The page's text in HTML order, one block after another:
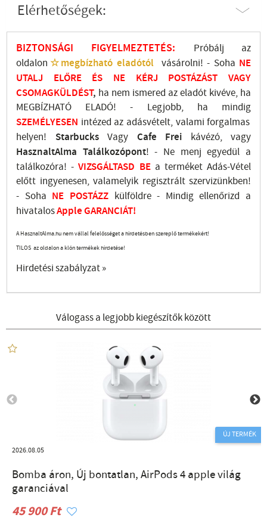
Elérhetőségek:
BIZTONSÁGI FIGYELMEZTETÉS:
Próbálj az
oldalon ☆megbízható eladótól vásárolni! - Soha NE
UTALJ ELŐRE ÉS NE KÉRJ POSTÁZÁST VAGY
CSOMAGKÜLDÉST, ha nem ismered az eladót kivéve, ha
MEGBÍZHATÓ ELADÓ! - Legjobb, ha mindig
SZEMÉLYESEN intézed az adásvételt, valami forgalmas
helyen! StarbucksVagy Cafe Frei kávézó, vagy
HasznaltAlma Találkozópont! - Ne menj egyedül a
találkozóra! - VIZSGÁLTASD BEa terméket Adás-Vétel
előtt ingyenesen, valamelyik regisztrált szervizünkben!
- Soha NE POSTÁZZ külföldre- Mindig ellenőrizd a
hivatalosApple GARANCIÁT!
A HasznaltAlma.hu nem vállal felelősséget a hirdetésben szereplő termékekért!
TILOS az oldalon a klón termékek hirdetése!
Hirdetési szabályzat »
Válogass a legjobb kiegészítők között
ÚJ TERMÉK
2026.08.05
Bomba áron, Új bontatlan, AirPods 4 apple világ
garanciával
45 900 Ft